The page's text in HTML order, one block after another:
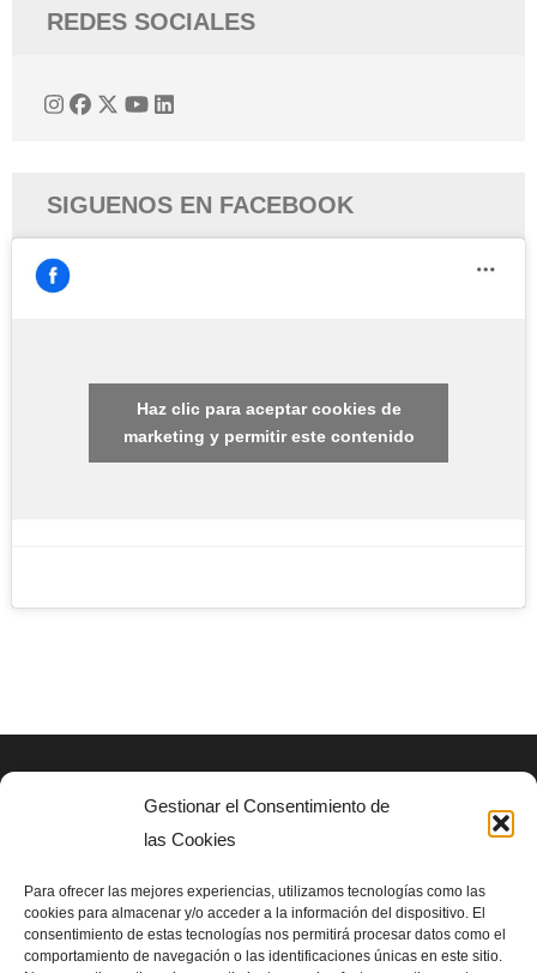
Gestionar el Consentimiento de
las Cookies
Para ofrecer las mejores experiencias, utilizamos tecnologías como las
cookies para almacenar y/o acceder a la información del dispositivo. El
consentimiento de estas tecnologías nos permitirá procesar datos como el
comportamiento de navegación o las identificaciones únicas en este sitio.
REDES SOCIALES
SIGUENOS EN FACEBOOK
Haz clic para aceptar cookies de
marketing y permitir este contenido
AVISO LEGAL
SIGUENOS EN